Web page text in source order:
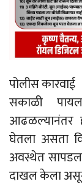
पोलीस कारवाई
सकाळी
आढळल्यानंतर
घेतला असता
अवस्थेत
दाखल केला